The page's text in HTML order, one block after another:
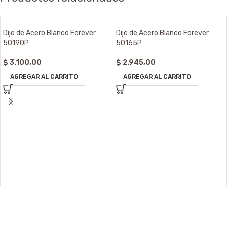
Dije de Acero Blanco Forever
50190P
$ 3.100,00
AGREGAR AL CARRITO
Dije de Acero Blanco Forever
50165P
$ 2.945,00
AGREGAR AL CARRITO